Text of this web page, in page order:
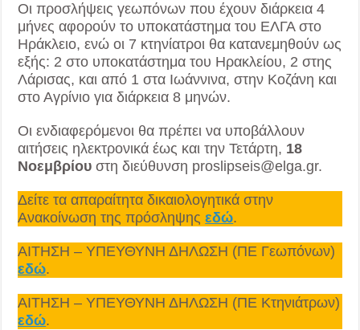
Οι προσλήψεις γεωπόνων που έχουν διάρκεια 4
μήνες αφορούν το υποκατάστημα του ΕΛΓΑ στο
Ηράκλειο, ενώ οι 7 κτηνίατροι θα κατανεμηθούν ως
εξής: 2 στο υποκατάστημα του Ηρακλείου, 2 στης
Λάρισας, και από 1 στα Ιωάννινα, στην Κοζάνη και
στο Αγρίνιο για διάρκεια 8 μηνών.
Οι ενδιαφερόμενοι θα πρέπει να υποβάλλουν
αιτήσεις ηλεκτρονικά έως και την Τετάρτη, 18
Νοεμβρίου στη διεύθυνση proslipseis@elga.gr.
Δείτε τα απαραίτητα δικαιολογητικά στην
Ανακοίνωση της πρόσληψηςεδώ.
ΑΙΤΗΣΗ – ΥΠΕΥΘΥΝΗ ΔΗΛΩΣΗ (ΠΕ Γεωπόνων)
εδώ.
ΑΙΤΗΣΗ – ΥΠΕΥΘΥΝΗ ΔΗΛΩΣΗ (ΠΕ Κτηνιάτρων)
εδώ.